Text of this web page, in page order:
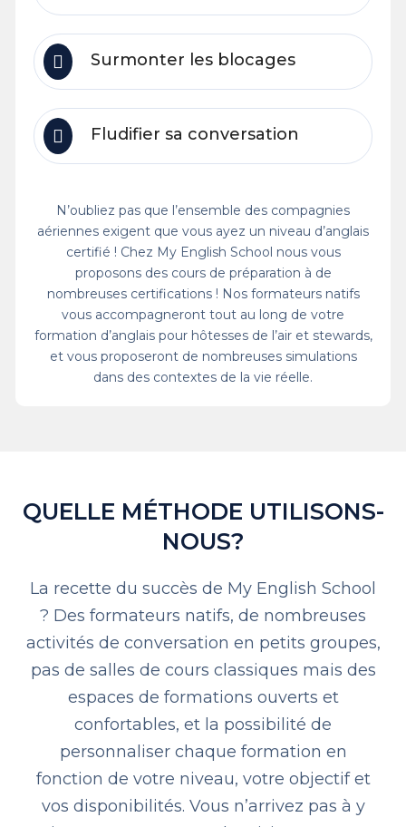
Surmonter les blocages
Fludifier sa conversation
N’oubliez pas que l’ensemble des compagnies
aériennes exigent que vous ayez un niveau d’anglais
certifié ! Chez My English School nous vous
proposons des cours de préparation à de
nombreuses certifications ! Nos formateurs natifs
vous accompagneront tout au long de votre
formation d’anglais pour hôtesses de l’air et stewards,
et vous proposeront de nombreuses simulations
dans des contextes de la vie réelle.
QUELLE MÉTHODE UTILISONS-
NOUS?
La recette du succès de My English School
? Des formateurs natifs, de nombreuses
activités de conversation en petits groupes,
pas de salles de cours classiques mais des
espaces de formations ouverts et
confortables, et la possibilité de
personnaliser chaque formation en
fonction de votre niveau, votre objectif et
vos disponibilités. Vous n’arrivez pas à y